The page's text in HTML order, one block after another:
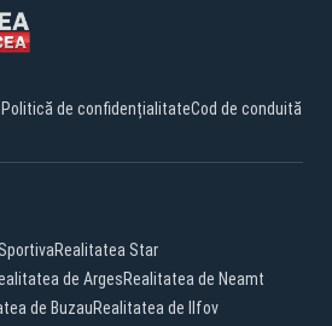
Politică de confidențialitateCod de conduită
Realitatea Star
de ArgesRealitatea de Neamt
de BuzauRealitatea de Ilfov